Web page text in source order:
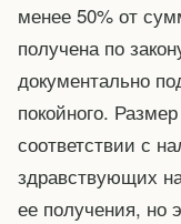
менее 50% от
получена по
документально
покойного.
соответствии с
здравствующих
ее получения, но